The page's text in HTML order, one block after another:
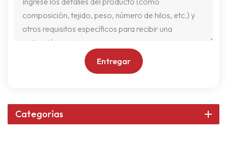
Entregar
Categorías